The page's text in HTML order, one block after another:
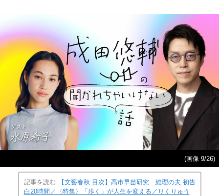
(画像 9/26)
記事を読む
【文藝春秋 目次】高市早苗研究 総理の夫 初告
白20時間／〈特集〉「歩く」が人生を変える／りくりゅう